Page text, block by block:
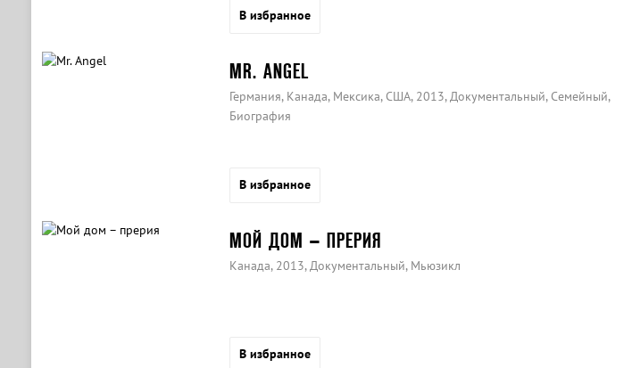
В избранное
MR. ANGEL
Германия, Канада, Мексика, США, 2013, Документальный, Семейный,
Биография
В избранное
МОЙ ДОМ – ПРЕРИЯ
Канада, 2013, Документальный, Мьюзикл
В избранное